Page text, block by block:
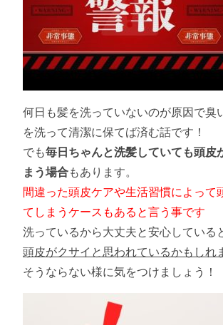
何日も髪を洗っていないのが原因で臭
を洗って清潔に保てば済む話です！
でも毎日ちゃんと洗髪していても頭皮
まう場合もあります。
間違った頭皮ケアや生活習慣によって
てしまうケースもあると言う事です
洗っているから大丈夫と安心している
頭皮がクサイと思われているかもしれ
そうならない様に気をつけましょう！